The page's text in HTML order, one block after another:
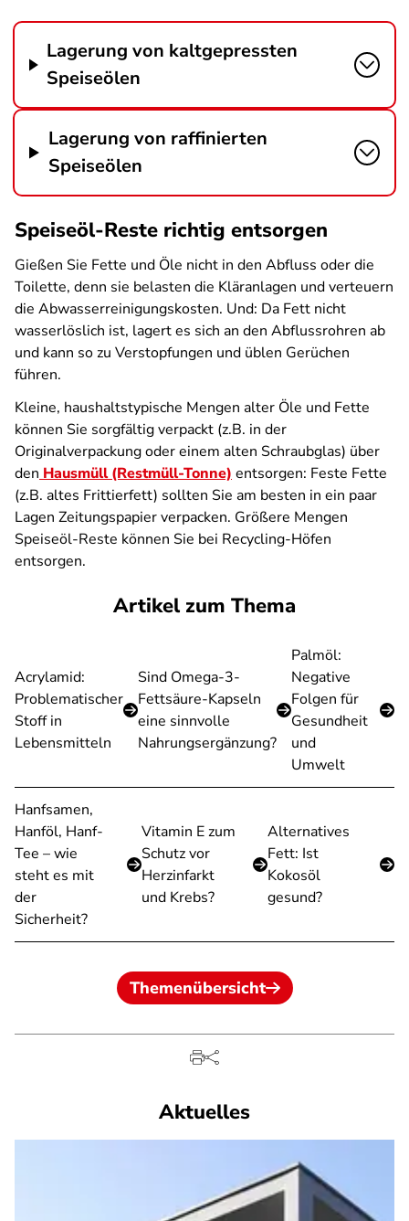
Lagerung von kaltgepressten
Speiseölen
Lagerung von raffinierten
Speiseölen
Speiseöl-Reste richtig entsorgen
Gießen Sie Fette und Öle nicht in den Abfluss oder die
Toilette, denn sie belasten die Kläranlagen und verteuern
die Abwasserreinigungskosten. Und: Da Fett nicht
wasserlöslich ist, lagert es sich an den Abflussrohren ab
und kann so zu Verstopfungen und üblen Gerüchen
führen.
Kleine, haushaltstypische Mengen alter Öle und Fette
können Sie sorgfältig verpackt (z.B. in der
Originalverpackung oder einem alten Schraubglas) über
den Hausmüll (Restmüll-Tonne) entsorgen: Feste Fette
(z.B. altes Frittierfett) sollten Sie am besten in ein paar
Lagen Zeitungspapier verpacken. Größere Mengen
Speiseöl-Reste können Sie bei Recycling-Höfen
entsorgen.
Artikel zum Thema
Acrylamid:
Problematischer
Stoff in
Lebensmitteln
Sind Omega-3-
Fettsäure-Kapseln
eine sinnvolle
Nahrungsergänzung?
Palmöl:
Negative
Folgen für
Gesundheit
und
Umwelt
Hanfsamen,
Hanföl, Hanf-
Tee – wie
steht es mit
der
Sicherheit?
Vitamin E zum
Schutz vor
Herzinfarkt
und Krebs?
Alternatives
Fett: Ist
Kokosöl
gesund?
Themenübersicht
Aktuelles